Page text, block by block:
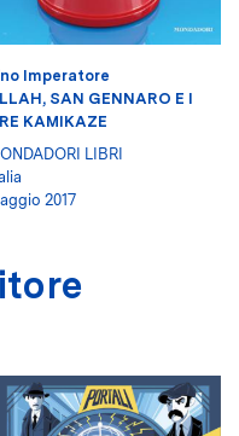
Imperatore
SAN GENNARO E I
KAMIKAZE
LIBRI
2017